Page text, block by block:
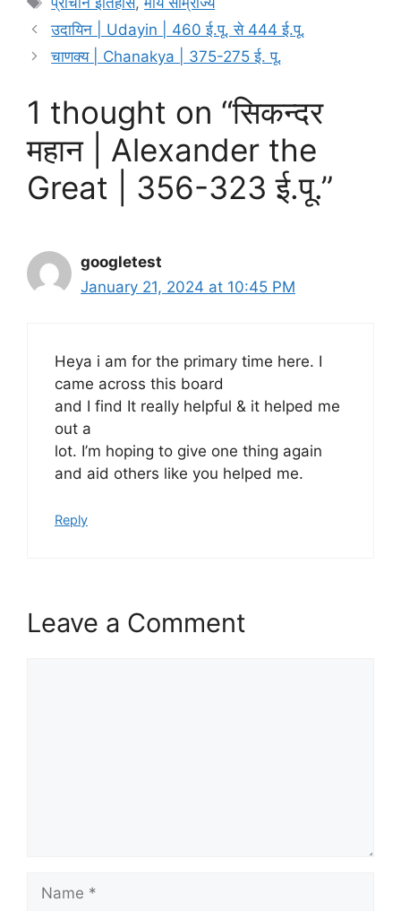
उदायिन | Udayin | 460 ई.पू. से 444 ई.पू.
चाणक्य | Chanakya | 375-275 ई. पू.
1 thought on “सिकन्दर
महान | Alexander the
Great | 356-323 ई.पू.”
googletest
January 21, 2024 at 10:45 PM
Heya i am for the primary time here. I
came across this board
and I find It really helpful & it helped me
out a
lot. I’m hoping to give one thing again
and aid others like you helped me.
Reply
Leave a Comment
Name